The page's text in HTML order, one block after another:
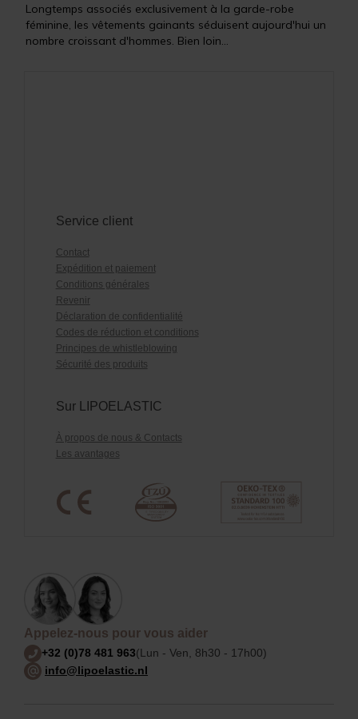
Longtemps associés exclusivement à la garde-robe
féminine, les vêtements gainants séduisent aujourd'hui un
nombre croissant d'hommes. Bien loin...
Service client
Contact
Expédition et paiement
Conditions générales
Revenir
Déclaration de confidentialité
Codes de réduction et conditions
Principes de whistleblowing
Sécurité des produits
Sur LIPOELASTIC
À propos de nous & Contacts
Les avantages
Appelez-nous pour vous aider
+32 (0)78 481 963(Lun - Ven, 8h30 - 17h00)
info@lipoelastic.nl